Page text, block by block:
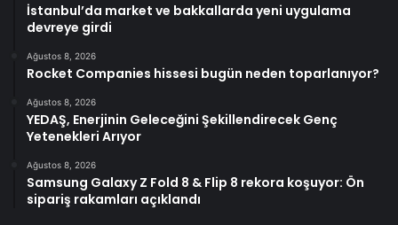
İstanbul’da market ve bakkallarda yeni uygulama
devreye girdi
Ağustos 8, 2026
Rocket Companies hissesi bugün neden toparlanıyor?
Ağustos 8, 2026
YEDAŞ, Enerjinin Geleceğini Şekillendirecek Genç
Yetenekleri Arıyor
Ağustos 8, 2026
Samsung Galaxy Z Fold 8 & Flip 8 rekora koşuyor: Ön
sipariş rakamları açıklandı